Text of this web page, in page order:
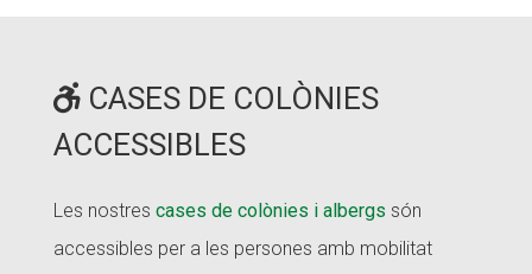
CASES DE COLÒNIES
ACCESSIBLES
Les nostres cases de colònies i albergs són
accessibles per a les persones amb mobilitat